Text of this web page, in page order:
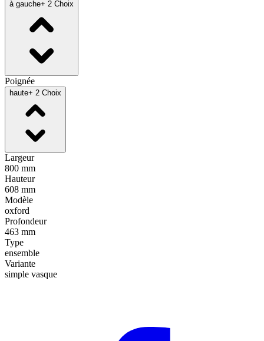
à gauche+ 2 Choix
Poignée
haute+ 2 Choix
Largeur
800 mm
Hauteur
608 mm
Modèle
oxford
Profondeur
463 mm
Type
ensemble
Variante
simple vasque